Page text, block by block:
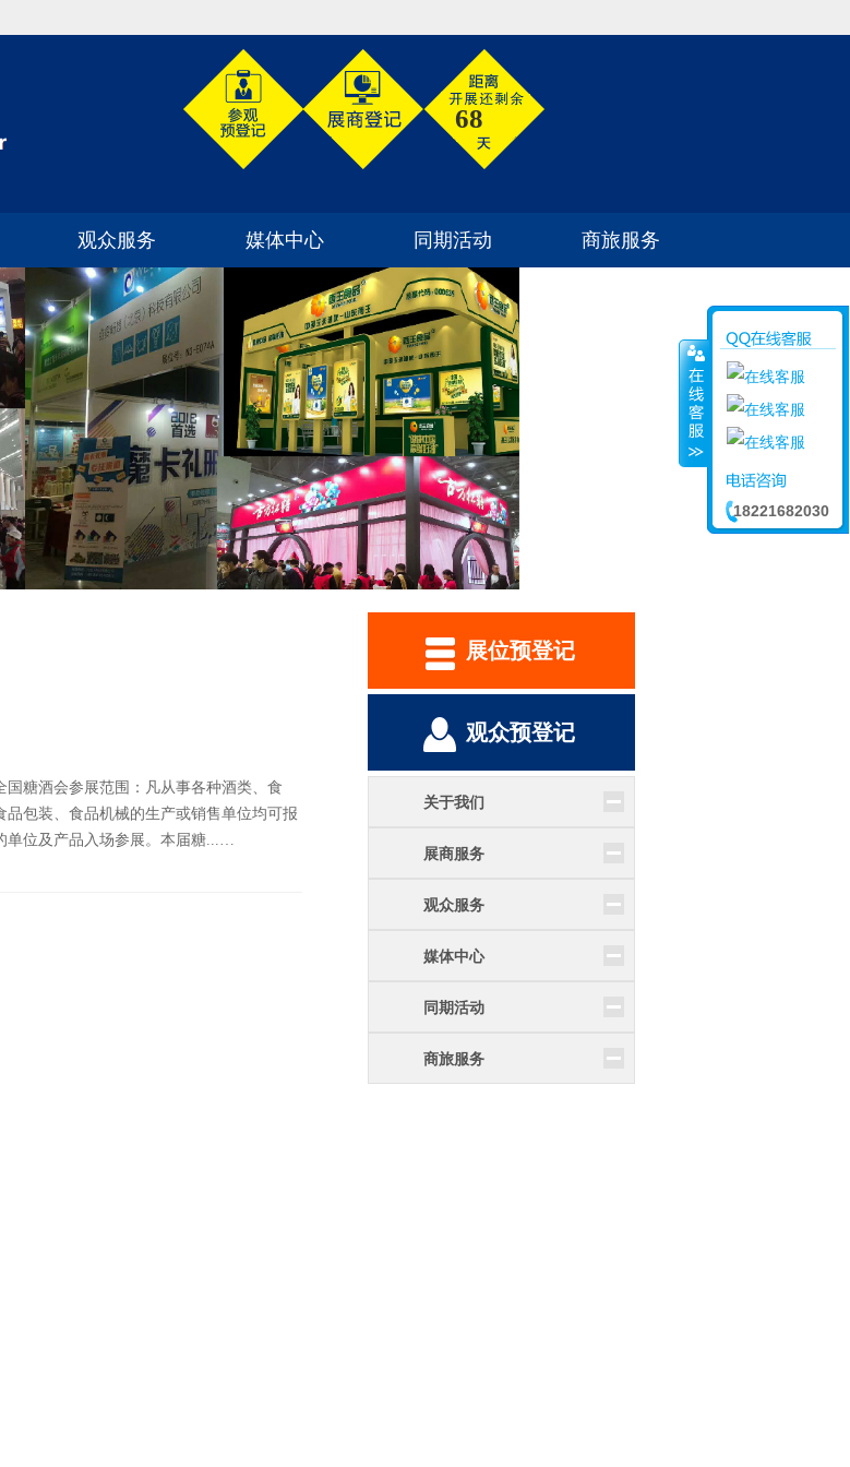
68
观众服务
如何到达展馆
观众预登记
展商名单
展位分布
如何申请门票
媒体中心
企业动态
行业动态
展位类型
合作媒体
案例分析
常见问题解答
同期活动
参展须知
同期活动
商旅服务
国糖酒会参展范围：凡从事各种酒类、食
包装、食品机械的生产或销售单位均可报
位及产品入场参展。本届糖...…
展位预登记
观众预登记
关于我们
展商服务
观众服务
媒体中心
同期活动
商旅服务
18221682030